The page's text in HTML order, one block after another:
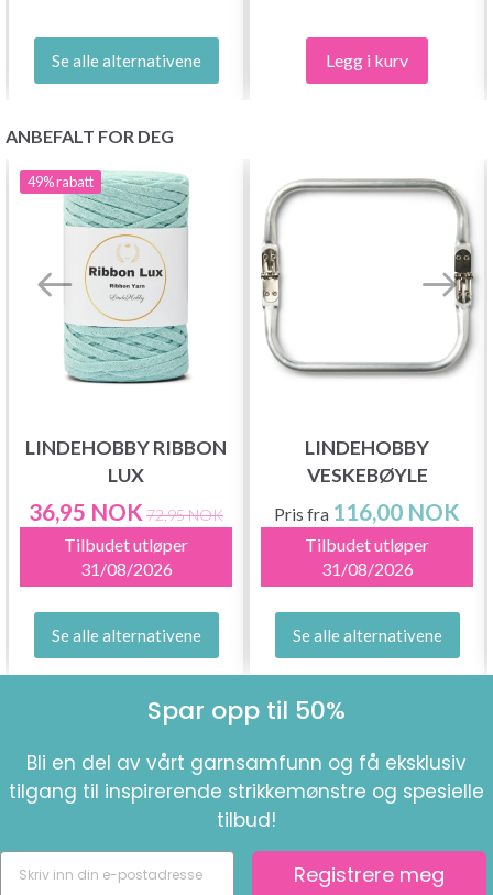
Se alle alternativene Legg i kurv
ANBEFALT FOR DEG
49%rabatt
LINDEHOBBY RIBBON
LUX
36,95 NOK 72,95 NOK
Tilbudet utløper
31/08/2026
Se alle alternativene
LINDEHOBBY
VESKEBØYLE
Pris fra 116,00 NOK
Tilbudet utløper
31/08/2026
Se alle alternativene
Spar opp til 50%
Bli en del av vårt garnsamfunn og få eksklusiv
tilgang til inspirerende strikkemønstre og spesielle
tilbud!
Registrere meg